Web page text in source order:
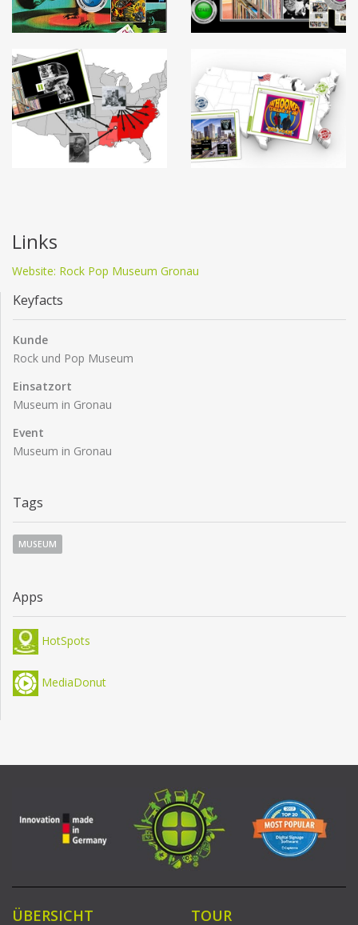
Links
Website: Rock Pop Museum Gronau
Keyfacts
Kunde
Rock und Pop Museum
Einsatzort
Museum in Gronau
Event
Museum in Gronau
Tags
MUSEUM
Apps
HotSpots
MediaDonut
ÜBERSICHT TOUR